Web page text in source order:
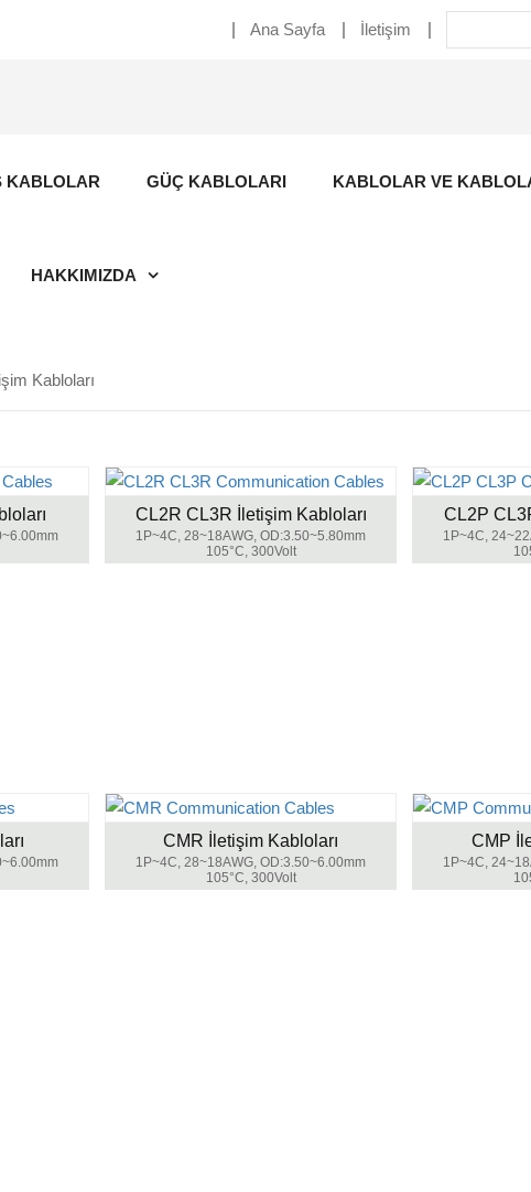
Ana Sayfa İletişim
KABLOLAR GÜÇ KABLOLARI KABLOLAR VE
HAKKIMIZDA
Kabloları
CL2R CL3R İletişim Kabloları
1P~4C, 28~18AWG, OD:3.50~5.80mm
105°C, 300Volt
CL2P
1P~4C,
CMR İletişim Kabloları
1P~4C, 28~18AWG, OD:3.50~6.00mm
105°C, 300Volt
CMP
1P~4C,